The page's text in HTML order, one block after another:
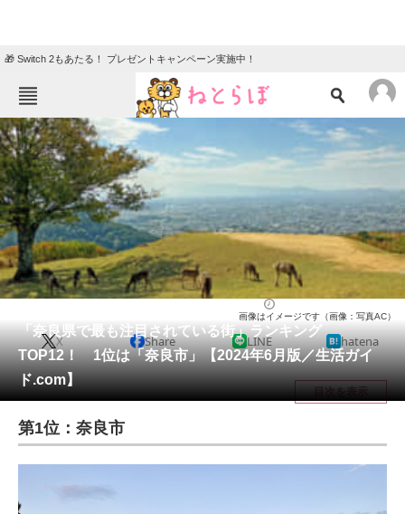
🎁 Switch 2もあたる！ プレゼントキャンペーン実施中！
ねとらぼメニュー
TOP ニュース
エンタメ クイズ
グルメ 地域
住まい
動物 リサーチ
会員記事
メディア
注目記事を集めた総合ページ
ITの今と未来を見通す
「奈良県で最も注目されている街」ランキング
TOP12！ 1位は「奈良市」【2024年6月版／生活ガイ
ド.com】
画像はイメージです（画像：写真AC）
X Share LINE hatena
目次を表示
第1位：奈良市